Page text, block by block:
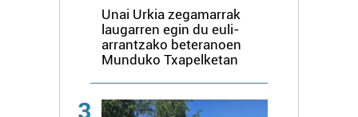
Unai Urkia zegamarrak
laugarren egin du euli-
arrantzako beteranoen
Munduko Txapelketan
3